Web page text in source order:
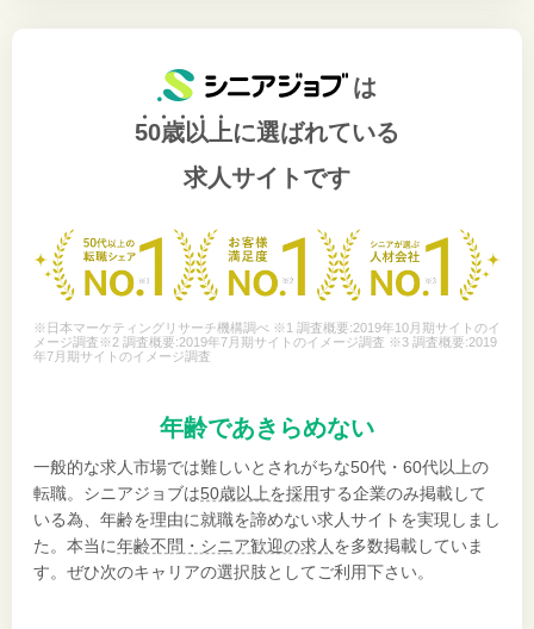
は
50歳以上に選ばれている
求人サイトです
※日本マーケティングリサーチ機構調べ ※1 調査概要:2019年10月期サイトのイ
メージ調査※2 調査概要:2019年7月期サイトのイメージ調査 ※3 調査概要:2019
年7月期サイトのイメージ調査
年齢であきらめない
一般的な求人市場では難しいとされがちな50代・60代以上の
転職。シニアジョブは50歳以上を採用する企業のみ掲載して
いる為、年齢を理由に就職を諦めない求人サイトを実現しまし
た。本当に年齢不問・シニア歓迎の求人 を多数掲載していま
す。ぜひ次のキャリアの選択肢としてご利用下さい。